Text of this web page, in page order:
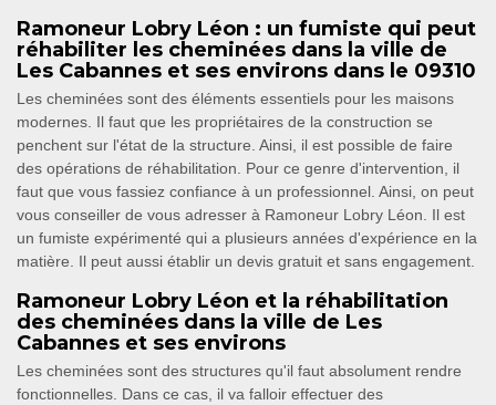
Ramoneur Lobry Léon : un fumiste qui peut
réhabiliter les cheminées dans la ville de
Les Cabannes et ses environs dans le 09310
Les cheminées sont des éléments essentiels pour les maisons
modernes. Il faut que les propriétaires de la construction se
penchent sur l'état de la structure. Ainsi, il est possible de faire
des opérations de réhabilitation. Pour ce genre d'intervention, il
faut que vous fassiez confiance à un professionnel. Ainsi, on peut
vous conseiller de vous adresser à Ramoneur Lobry Léon. Il est
un fumiste expérimenté qui a plusieurs années d'expérience en la
matière. Il peut aussi établir un devis gratuit et sans engagement.
Ramoneur Lobry Léon et la réhabilitation
des cheminées dans la ville de Les
Cabannes et ses environs
Les cheminées sont des structures qu'il faut absolument rendre
fonctionnelles. Dans ce cas, il va falloir effectuer des